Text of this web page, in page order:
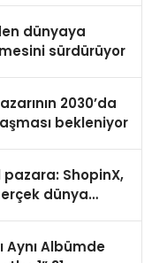
dünyaya
sürdürüyor
2030’da
bekleniyor
pazara: ShopinX,
dünya
Aynı Albümde